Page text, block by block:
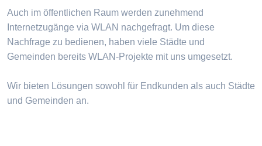
Auch im öffentlichen Raum werden zunehmend
Internetzugänge via WLAN nachgefragt. Um diese
Nachfrage zu bedienen, haben viele Städte und
Gemeinden bereits WLAN-Projekte mit uns umgesetzt.
Wir bieten Lösungen sowohl für Endkunden als auch Städte
und Gemeinden an.